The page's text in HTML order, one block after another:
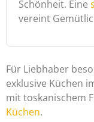
Schönheit. Eine
vereint
Für Liebhaber
exklusive Küchen
mit toskanischem
Küchen.